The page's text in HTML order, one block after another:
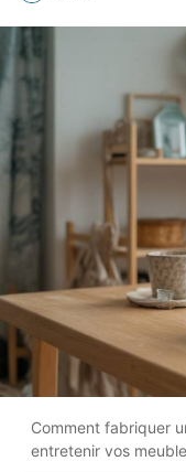
Comment fabriquer
entretenir vos